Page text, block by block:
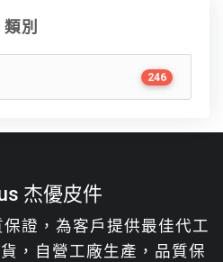
類別
246
杰優皮件
證，為客戶提供最佳代工
，自營工廠生產，品質保